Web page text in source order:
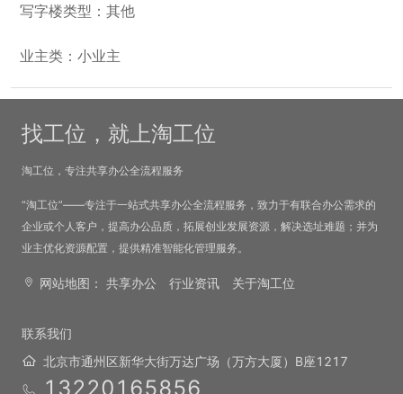
写字楼类型：其他
业主类：小业主
找工位，就上淘工位
淘工位，专注共享办公全流程服务
“淘工位”——专注于一站式共享办公全流程服务，致力于有联合办公需求的
企业或个人客户，提高办公品质，拓展创业发展资源，解决选址难题；并为
业主优化资源配置，提供精准智能化管理服务。
网站地图： 共享办公 行业资讯 关于淘工位
联系我们
北京市通州区新华大街万达广场（万方大厦）B座1217
13220165856